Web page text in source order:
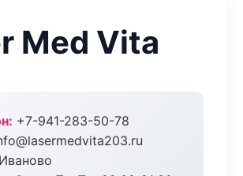
Med Vita
+7-941-283-50-78
Иваново